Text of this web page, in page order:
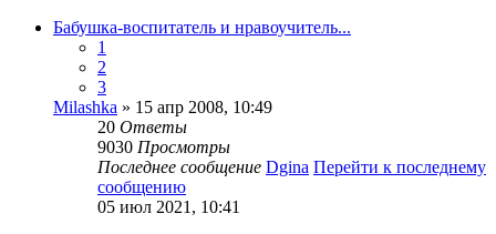
Бабушка-воспитатель и нравоучитель...
1
2
3
Milashka » 15 апр 2008, 10:49
20 Ответы
9030 Просмотры
Последнее сообщение Dgina Перейти к последнему
сообщению
05 июл 2021, 10:41